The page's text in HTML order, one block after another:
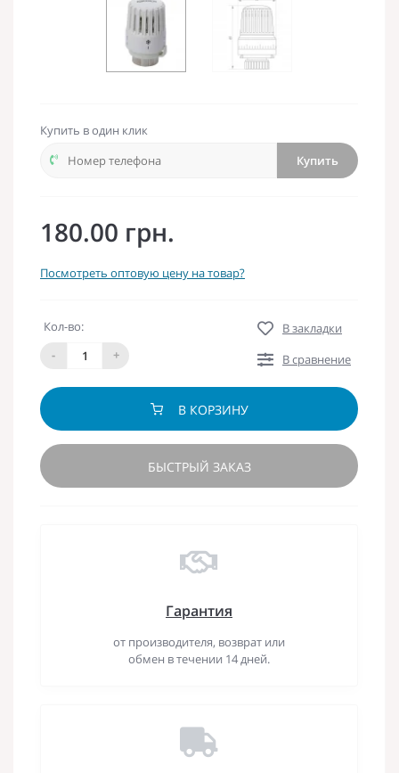
Купить в один клик
Купить
180.00 грн.
Посмотреть оптовую цену на товар?
Кол-во:
-
+
В закладки
В сравнение
В КОРЗИНУ
БЫСТРЫЙ ЗАКАЗ
Гарантия
от производителя, возврат или
обмен в течении 14 дней.